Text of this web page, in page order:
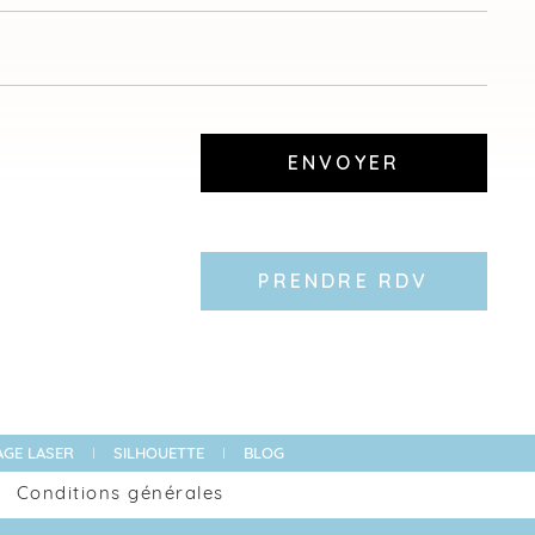
ENVOYER
PRENDRE RDV
LASER SILHOUETTE BLOG
Conditions générales